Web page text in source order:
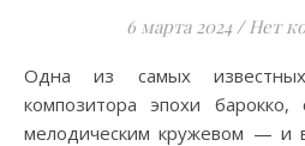
6 марта 2024 / Нет
Одна из самых известных пьес французского
композитора эпохи
мелодическим кружевом — и